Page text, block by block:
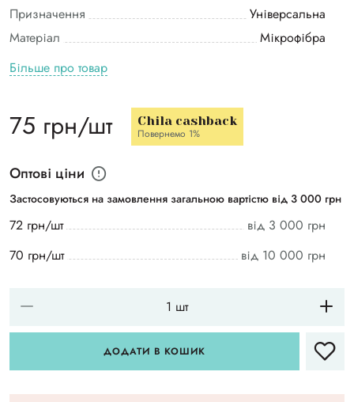
Призначення
Універсальна
Матеріал
Мікрофібра
Більше про товар
75 грн/шт Chila cashback
Повернемо 1%
Оптові ціни
Застосовуються на замовлення загальною вартістю від 3 000 грн
72 грн/шт
від 3 000 грн
70 грн/шт
від 10 000 грн
ДОДАТИ В КОШИК